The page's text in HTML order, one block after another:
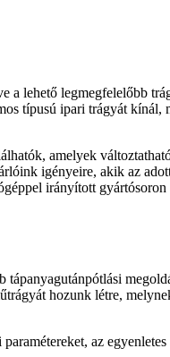
lehető legmegfelelőbb
típusú ipari trágyát
amelyek
igényeire, akik az
irányított gyártósoron
hozunk létre,
az